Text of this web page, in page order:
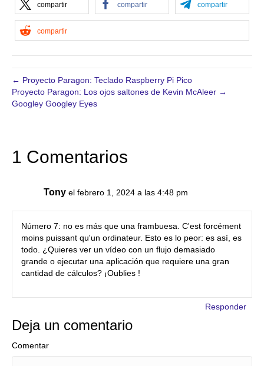
compartir compartir compartir
compartir
← Proyecto Paragon: Teclado Raspberry Pi Pico
Proyecto Paragon: Los ojos saltones de Kevin McAleer →
Googley Googley Eyes
1 Comentarios
Tony el febrero 1, 2024 a las 4:48 pm
Número 7: no es más que una frambuesa. C'est forcément
moins puissant qu'un ordinateur. Esto es lo peor: es así, es
todo. ¿Quieres ver un vídeo con un flujo demasiado
grande o ejecutar una aplicación que requiere una gran
cantidad de cálculos? ¡Oublies !
Responder
Deja un comentario
Comentar